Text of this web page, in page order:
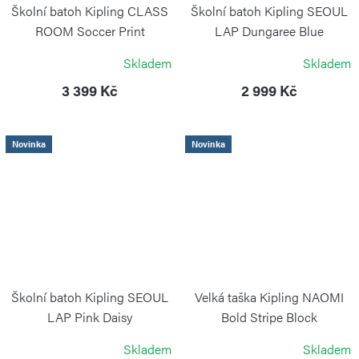
Školní batoh Kipling CLASS
ROOM Soccer Print
Skladem
3 399 Kč
Školní batoh Kipling SEOUL
LAP Dungaree Blue
Skladem
2 999 Kč
Novinka
Školní batoh Kipling SEOUL
LAP Pink Daisy
Skladem
Novinka
Velká taška Kipling NAOMI
Bold Stripe Block
Skladem